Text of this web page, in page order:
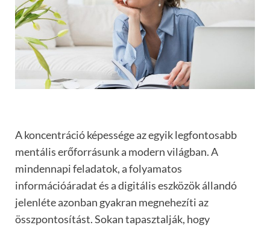
A koncentráció képessége az egyik legfontosabb
mentális erőforrásunk a modern világban. A
mindennapi feladatok, a folyamatos
információáradat és a digitális eszközök állandó
jelenléte azonban gyakran megnehezíti az
összpontosítást. Sokan tapasztalják, hogy